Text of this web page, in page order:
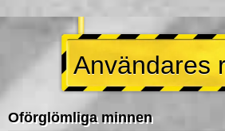
Användares
Oförglömliga minnen